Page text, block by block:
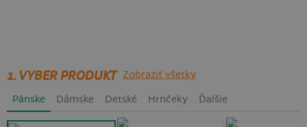
1. VYBER PRODUKT Zobraziť všetky
Pánske Dámske Detské Hrnčeky Ďalšie